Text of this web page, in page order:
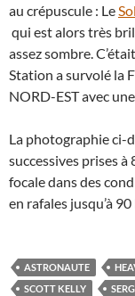
au crépuscule : Le
qui est alors très
assez sombre.
Station a survolé la
NORD-EST avec
La photographie ci-
successives prises
focale dans des
en rafales jusqu’à
ASTRONAUTE
SCOTT KELLY